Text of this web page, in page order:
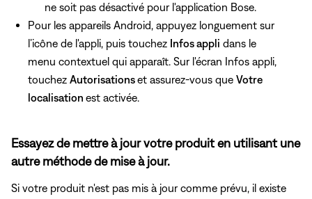
ne soit pas désactivé pour l'application Bose.
Pour les appareils Android, appuyez longuement sur
l’icône de l'appli, puis touchez Infos appli dans le
menu contextuel qui apparaît. Sur l'écran Infos appli,
touchez Autorisationset assurez-vous que Votre
localisation est activée.
Essayez de mettre à jour votre produit en utilisant une
autre méthode de mise à jour.
Si votre produit n'est pas mis à jour comme prévu, il existe